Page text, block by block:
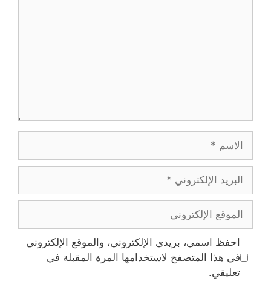
الإلكتروني
الإلكتروني
احفظ اسمي، بريدي الإلكتروني، والموقع الإلكتروني
في هذا المتصفح لاستخدامها المرة المقبلة في
تعليقي.